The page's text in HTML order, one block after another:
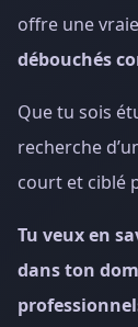
offre une vraie
débouchés
Que tu sois
recherche
court et ciblé
Tu veux en
dans ton